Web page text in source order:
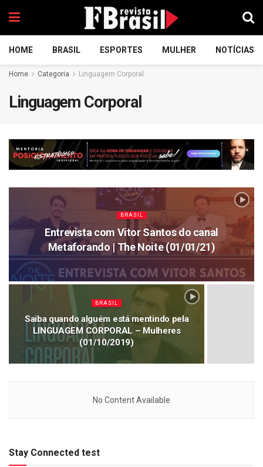
HOME BRASIL ESPORTES MULHER NOTÍCIAS
Home Categoria Linguagem Corporal
Linguagem Corporal
BRASIL
Entrevista com Vitor Santos do canal
Metaforando | The Noite (01/01/21)
BRASIL
Saiba quando alguém está mentindo pela
LINGUAGEM CORPORAL – Mulheres
(01/10/2019)
No Content Available
Stay Connected test